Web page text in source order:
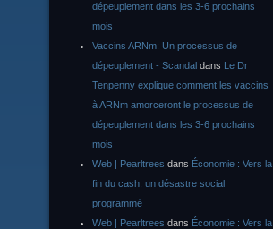
dépeuplement dans les 3-6 prochains
mois
Vaccins ARNm: Un processus de
dépeuplement - Scandal dans Le Dr
Tenpenny explique comment les vaccins
à ARNm amorceront le processus de
dépeuplement dans les 3-6 prochains
mois
Web | Pearltrees dans Économie : Vers la
fin du cash, un désastre social
programmé
Web | Pearltrees dans Économie : Vers la